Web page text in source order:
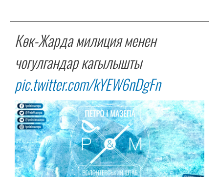
Көк-Жарда милиция менен
чогулгандар кагылышты
pic.twitter.com/kYEW6nDgFn